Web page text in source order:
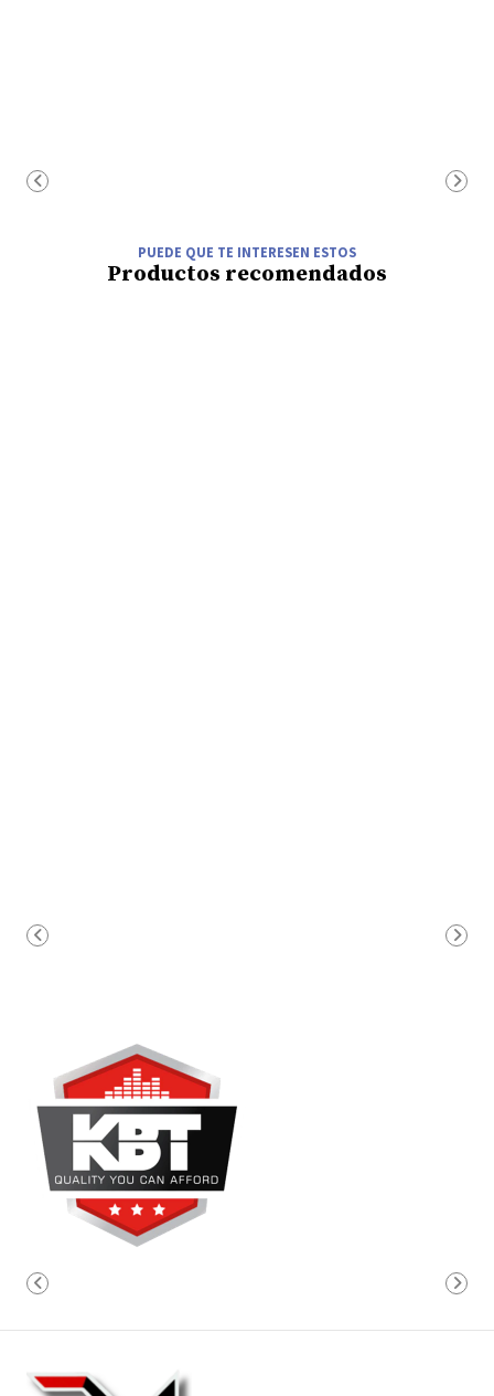
PUEDE QUE TE INTERESEN ESTOS
Productos recomendados